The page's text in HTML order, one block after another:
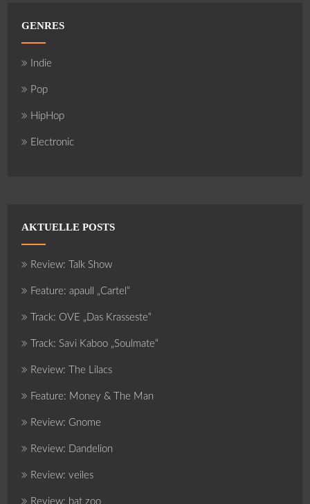
GENRES
Indie
Pop
HipHop
Electronic
AKTUELLE POSTS
Review: Talk Show
Feature: apaull „Cartel“
Track: OVE „Das Krasseste“
Track: Savi Kaboo „Soulmate“
Review: The Lilacs
Feature: Money & The Man
Review: Gnome
Review: Dandelion
Review: veiles
Review: bat zoo